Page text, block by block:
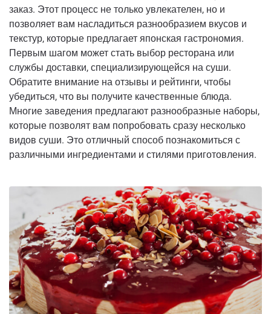
заказ. Этот процесс не только увлекателен, но и
позволяет вам насладиться разнообразием вкусов и
текстур, которые предлагает японская гастрономия.
Первым шагом может стать выбор ресторана или
службы доставки, специализирующейся на суши.
Обратите внимание на отзывы и рейтинги, чтобы
убедиться, что вы получите качественные блюда.
Многие заведения предлагают разнообразные наборы,
которые позволят вам попробовать сразу несколько
видов суши. Это отличный способ познакомиться с
различными ингредиентами и стилями приготовления.